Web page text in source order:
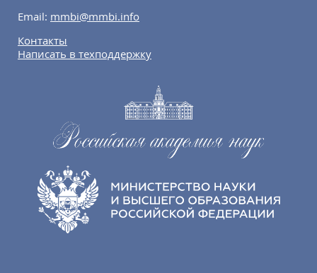
Email: mmbi@mmbi.info
Контакты
Написать в техподдержку